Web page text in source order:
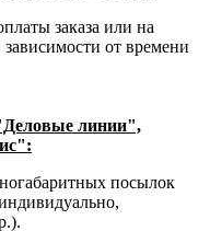
заказа или на
от времени
линии",
посылок